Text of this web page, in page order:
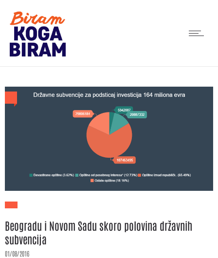
Beogradu i Novom Sadu skoro polovina državnih
subvencija
01/08/2016